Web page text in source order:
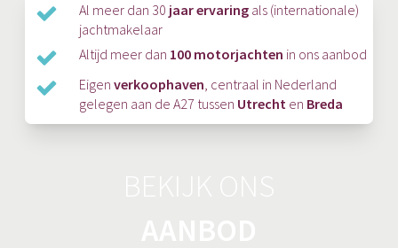
Al meer dan 30 jaar ervaring als (internationale)
jachtmakelaar
Altijd meer dan 100 motorjachten in ons aanbod
Eigenverkoophaven, centraal in Nederland
gelegen aan de A27 tussen Utrecht en Breda